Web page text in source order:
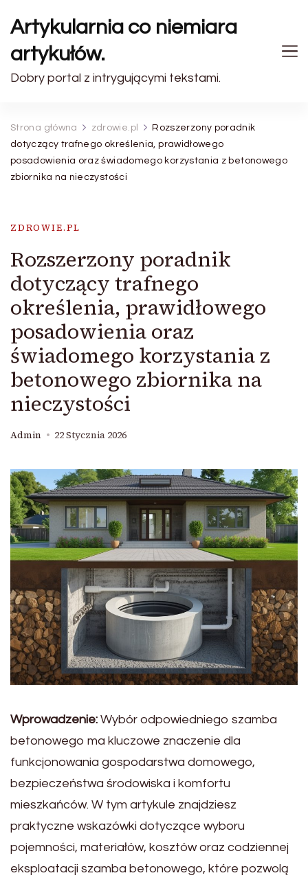
Artykularnia co niemiara
artykułów.
Dobry portal z intrygującymi tekstami.
Strona główna zdrowie.pl
Rozszerzony poradnik
dotyczący trafnego określenia, prawidłowego
posadowienia oraz świadomego korzystania z betonowego
zbiornika na nieczystości
ZDROWIE.PL
Rozszerzony poradnik
dotyczący trafnego
określenia, prawidłowego
posadowienia oraz
świadomego korzystania z
betonowego zbiornika na
nieczystości
Admin 22 Stycznia 2026
Wprowadzenie: Wybór odpowiedniego szamba
betonowego ma kluczowe znaczenie dla
funkcjonowania gospodarstwa domowego,
bezpieczeństwa środowiska i komfortu
mieszkańców. W tym artykule znajdziesz
praktyczne wskazówki dotyczące wyboru
pojemności, materiałów, kosztów oraz codziennej
eksploatacji szamba betonowego, które pozwolą